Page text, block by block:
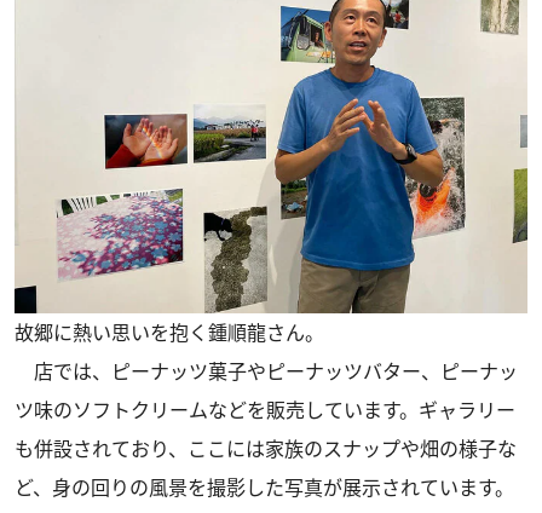
故郷に熱い思いを抱く鍾順龍さん。
店では、ピーナッツ菓子やピーナッツバター、ピーナッ
ツ味のソフトクリームなどを販売しています。ギャラリー
も併設されており、ここには家族のスナップや畑の様子な
ど、身の回りの風景を撮影した写真が展示されています。